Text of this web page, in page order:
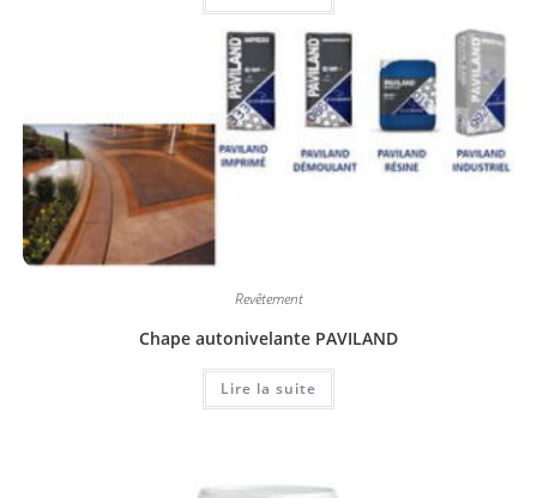
Revêtement
Chape autonivelante PAVILAND
Lire la suite